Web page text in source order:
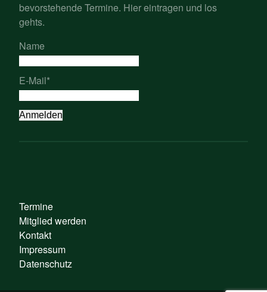
bevorstehende Termine. Hier eintragen und los
gehts.
Name
E-Mail*
Termine
Mitglied werden
Kontakt
Impressum
Datenschutz